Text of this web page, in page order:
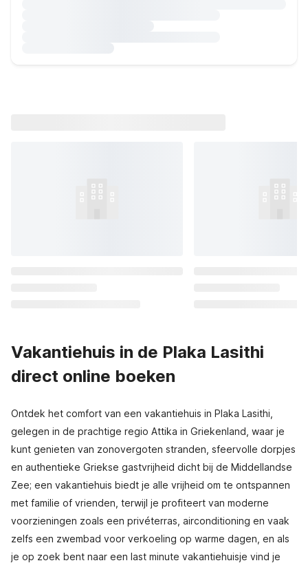
Vakantiehuis in de Plaka Lasithi
direct online boeken
Ontdek het comfort van een vakantiehuis in Plaka Lasithi,
gelegen in de prachtige regio Attika in Griekenland, waar je
kunt genieten van zonovergoten stranden, sfeervolle dorpjes
en authentieke Griekse gastvrijheid dicht bij de Middellandse
Zee; een vakantiehuis biedt je alle vrijheid om te ontspannen
met familie of vrienden, terwijl je profiteert van moderne
voorzieningen zoals een privéterras, airconditioning en vaak
zelfs een zwembad voor verkoeling op warme dagen, en als
je op zoek bent naar een last minute vakantiehuisje vind je